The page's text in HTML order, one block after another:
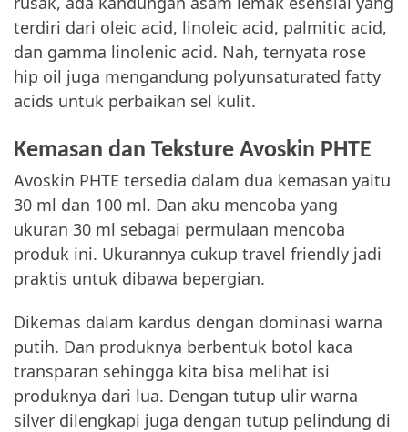
terdiri dari oleic acid, linoleic acid, palmitic acid,
dan gamma linolenic acid. Nah, ternyata rose
hip oil juga mengandung polyunsaturated fatty
acids untuk perbaikan sel kulit.
Kemasan dan Teksture Avoskin PHTE
Avoskin PHTE tersedia dalam dua kemasan yaitu
30 ml dan 100 ml. Dan aku mencoba yang
ukuran 30 ml sebagai permulaan mencoba
produk ini. Ukurannya cukup travel friendly jadi
praktis untuk dibawa bepergian.
Dikemas dalam kardus dengan dominasi warna
putih. Dan produknya berbentuk botol kaca
transparan sehingga kita bisa melihat isi
produknya dari lua. Dengan tutup ulir warna
silver dilengkapi juga dengan tutup pelindung di